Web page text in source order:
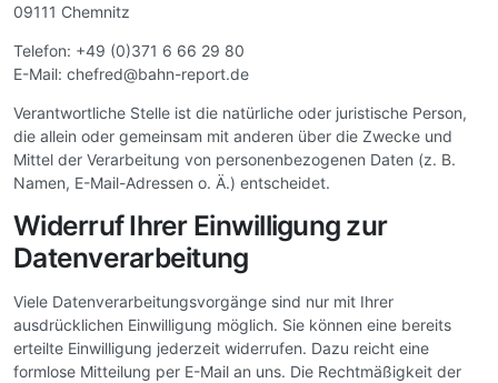
09111 Chemnitz
Telefon: +49 (0)371 6 66 29 80
E-Mail: chefred@bahn-report.de
Verantwortliche Stelle ist die natürliche oder juristische Person,
die allein oder gemeinsam mit anderen über die Zwecke und
Mittel der Verarbeitung von personenbezogenen Daten (z. B.
Namen, E-Mail-Adressen o. Ä.) entscheidet.
Widerruf Ihrer Einwilligung zur
Datenverarbeitung
Viele Datenverarbeitungsvorgänge sind nur mit Ihrer
ausdrücklichen Einwilligung möglich. Sie können eine bereits
erteilte Einwilligung jederzeit widerrufen. Dazu reicht eine
formlose Mitteilung per E-Mail an uns. Die Rechtmäßigkeit der